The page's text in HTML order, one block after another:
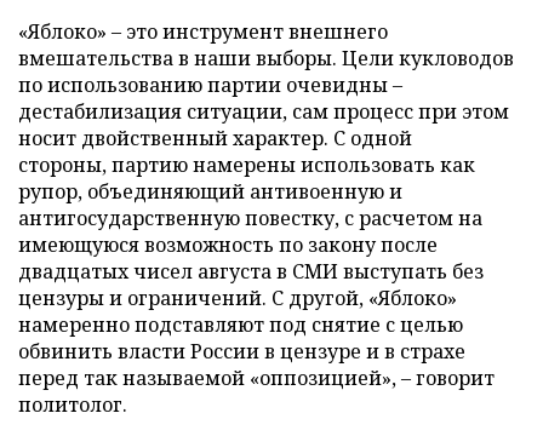
«Яблоко» – это инструмент внешнего
вмешательства в наши выборы. Цели кукловодов
по использованию партии очевидны –
дестабилизация ситуации, сам процесс при этом
носит двойственный характер. С одной
стороны, партию намерены использовать как
рупор, объединяющий антивоенную и
антигосударственную повестку, с расчетом на
имеющуюся возможность по закону после
двадцатых чисел августа в СМИ выступать без
цензуры и ограничений. С другой, «Яблоко»
намеренно подставляют под снятие с целью
обвинить власти России в цензуре и в страхе
перед так называемой «оппозицией», – говорит
политолог.